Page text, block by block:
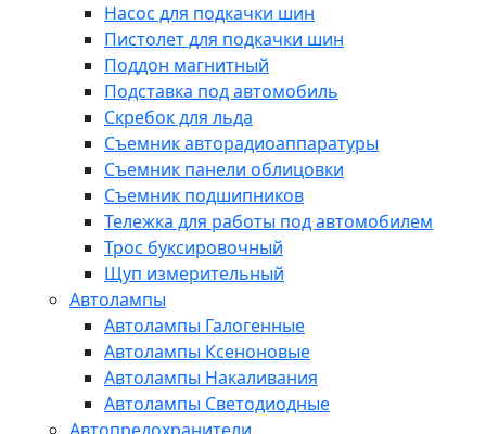
Насос для подкачки шин
Пистолет для подкачки шин
Поддон магнитный
Подставка под автомобиль
Скребок для льда
Съемник авторадиоаппаратуры
Съемник панели облицовки
Съемник подшипников
Тележка для работы под автомобилем
Трос буксировочный
Щуп измерительный
Автолампы
Автолампы Галогенные
Автолампы Ксеноновые
Автолампы Накаливания
Автолампы Светодиодные